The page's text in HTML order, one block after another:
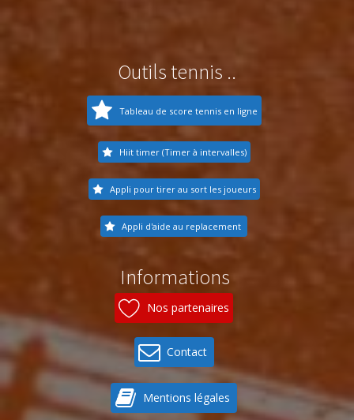
Outils tennis ..
Tableau de score tennis en ligne
Hiit timer (Timer à intervalles)
Appli pour tirer au sort les joueurs
Appli d'aide au replacement
Informations
Nos partenaires
Contact
Mentions légales